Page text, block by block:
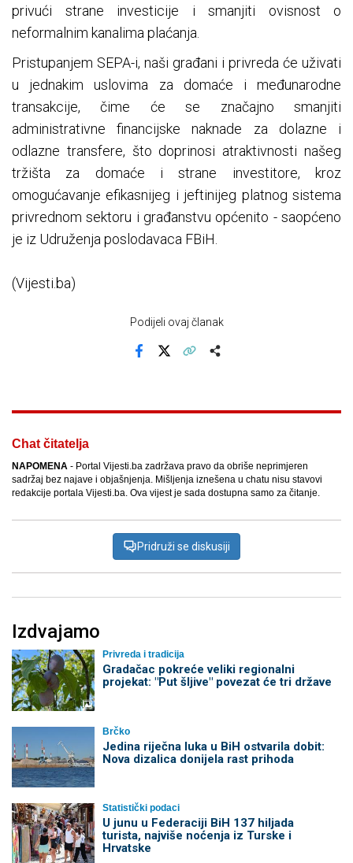
privući strane investicije i smanjiti ovisnost o
neformalnim kanalima plaćanja.
Pristupanjem SEPA-i, naši građani i privreda će uživati
u jednakim uslovima za domaće i međunarodne
transakcije, čime će se značajno smanjiti
administrativne financijske naknade za dolazne i
odlazne transfere, što doprinosi atraktivnosti našeg
tržišta za domaće i strane investitore, kroz
omogućavanje efikasnijeg i jeftinijeg platnog sistema
privrednom sektoru i građanstvu općenito - saopćeno
je iz Udruženja poslodavaca FBiH.
(Vijesti.ba)
Podijeli ovaj članak
Chat čitatelja
NAPOMENA - Portal Vijesti.ba zadržava pravo da obriše neprimjeren
sadržaj bez najave i objašnjenja. Mišljenja iznešena u chatu nisu stavovi
redakcije portala Vijesti.ba. Ova vijest je sada dostupna samo za čitanje.
Pridruži se diskusiji
Izdvajamo
Privreda i tradicija
Gradačac pokreće veliki regionalni
projekat: "Put šljive" povezat će tri države
Brčko
Jedina riječna luka u BiH ostvarila dobit:
Nova dizalica donijela rast prihoda
Statistički podaci
U junu u Federaciji BiH 137 hiljada
turista, najviše noćenja iz Turske i
Hrvatske